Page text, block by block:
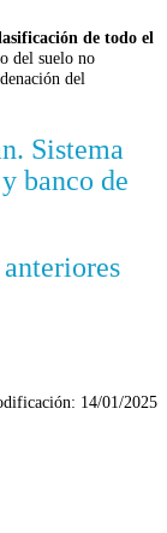
de todo el
del suelo no
del
Sistema
banco de
14/01/2025